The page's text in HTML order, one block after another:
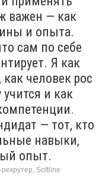
важен — как
и опыта.
сам по себе
Я как
человек рос
учится и как
— тот, кто
навыки,
опыт.
Softline